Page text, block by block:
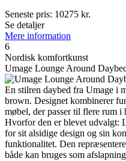
Seneste pris: 10275 kr.
Se detaljer
Mere information
6
Nordisk komfortkunst
Umage Lounge Around
En stilren daybed fra Umage i
brown. Designet kombinerer
møbel, der passer til flere rum i
Hvorfor den er blevet udvalgt:
for sit alsidige design og sin
funktionalitet. Den
både kan bruges som